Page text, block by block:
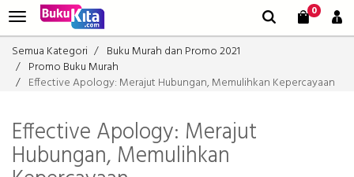
0
Semua Kategori
Buku Murah dan Promo 2021
Promo Buku Murah
Effective Apology: Merajut Hubungan, Memulihkan Kepercayaan
Effective Apology: Merajut
Hubungan, Memulihkan